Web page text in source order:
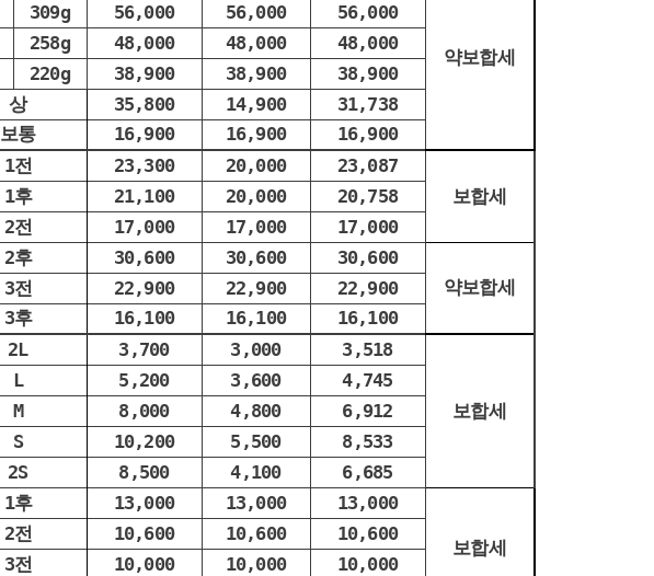
약보합세
309g 56,000 56,000
56,000
258g 48,000 48,000
48,000
220g 38,900 38,900
38,900
상
35,800 14,900
31,738
보통
16,900 16,900 16,900
1전 23,300 20,000
23,087
보합세
1후 21,100 20,000
20,758
2전
17,000 17,000 17,000
2후 30,600 30,600
30,600
약보합세
3전 22,900 22,900
22,900
3후
16,100 16,100 16,100
2L 3,700 3,000 3,518
보합세
L 5,200 3,600
4,745
M
8,000 4,800
6,912
S
10,200 5,500
8,533
2S
8,500 4,100 6,685
1후 13,000 13,000 13,000
보합세
2전 10,600 10,600
10,600
3전
10,000 10,000
10,000